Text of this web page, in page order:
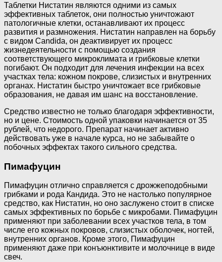
Таблетки Нистатин являются одними из самых
эффективных таблеток, они полностью уничтожают
патологичные клетки, останавливают их процесс
развития и размножения. Нистатин направлен на борьбу
с видом Candida, он деактивирует их процесс
жизнедеятельности с помощью создания
соответствующего микроклимата и грибковые клетки
погибают. Он подходит для лечения инфекции на всех
участках тела: кожном покрове, слизистых и внутренних
органах. Нистатин быстро уничтожает все грибковые
образования, не давая им шанс на восстановление.
Средство известно не только благодаря эффективности,
но и цене. Стоимость одной упаковки начинается от 35
рублей, что недорого. Препарат начинает активно
действовать уже в начале курса, но не забывайте о
побочных эффектах такого сильного средства.
Пимафуцин
Пимафуцин отлично справляется с дрожжеподобными
грибками и рода Кандида. Это не настолько популярное
средство, как Нистатин, но оно заслужено стоит в списке
самых эффективных по борьбе с микробами. Пимафуцин
применяют при заболевании всех участков тела, в том
числе его кожных покровов, слизистых оболочек, ногтей,
внутренних органов. Кроме этого, Пимафуцин
применяют даже при конъюнктивите и молочнице в виде
свеч.